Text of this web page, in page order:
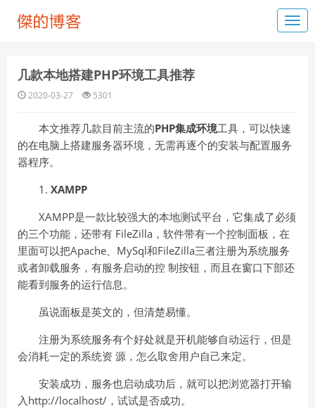
几款本地搭建PHP环境工具推荐
2020-03-27 5301
本文推荐几款目前主流的PHP集成环境工具，可以快速
的在电脑上搭建服务器环境，无需再逐个的安装与配置服务
器程序。
1. XAMPP
XAMPP是一款比较强大的本地测试平台，它集成了必须
的三个功能，还带有 FileZilla，软件带有一个控制面板，在
里面可以把Apache、MySql和FileZilla三者注册为系统服务
或者卸载服务，有服务启动的控 制按钮，而且在窗口下部还
能看到服务的运行信息。
虽说面板是英文的，但清楚易懂。
注册为系统服务有个好处就是开机能够自动运行，但是
会消耗一定的系统资 源，怎么取舍用户自己来定。
安装成功，服务也启动成功后，就可以把浏览器打开输
入http://localhost/，试试是否成功。